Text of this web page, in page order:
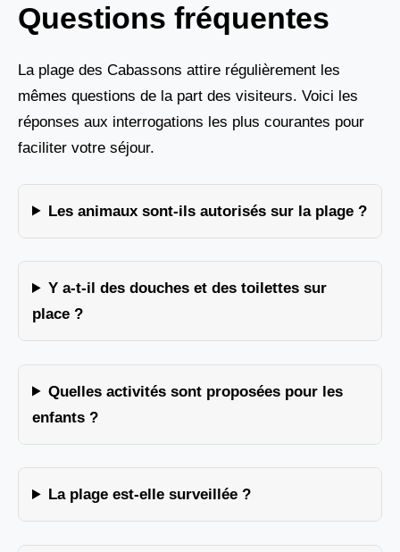
Questions fréquentes
La plage des Cabassons attire régulièrement les
mêmes questions de la part des visiteurs. Voici les
réponses aux interrogations les plus courantes pour
faciliter votre séjour.
Les animaux sont-ils autorisés sur la plage ?
Y a-t-il des douches et des toilettes sur
place ?
Quelles activités sont proposées pour les
enfants ?
La plage est-elle surveillée ?